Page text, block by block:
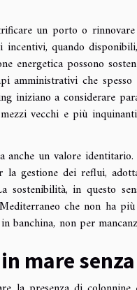
un porto o
quando
energetica possono
amministrativi che
iniziano a considerare
vecchi e più
un valore
gestione dei reflui,
in questo
che non ha
non per
mare